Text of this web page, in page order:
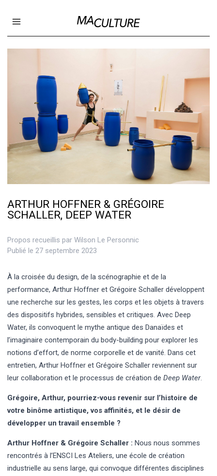
Open main menu
Ma Culture
ARTHUR HOFFNER & GRÉGOIRE
SCHALLER, DEEP WATER
Propos recueillis par Wilson Le Personnic
Publié le 27 septembre 2023
À la croisée du design, de la scénographie et de la
performance, Arthur Hoffner et Grégoire Schaller développent
une recherche sur les gestes, les corps et les objets à travers
des dispositifs hybrides, sensibles et critiques. Avec Deep
Water, ils convoquent le mythe antique des Danaïdes et
l’imaginaire contemporain du body-building pour explorer les
notions d’effort, de norme corporelle et de vanité. Dans cet
entretien, Arthur Hoffner et Grégoire Schaller reviennent sur
leur collaboration et le processus de création de Deep Water.
Grégoire, Arthur, pourriez-vous revenir sur l’histoire de
votre binôme artistique, vos affinités, et le désir de
développer un travail ensemble ?
Arthur Hoffner & Grégoire Schaller : Nous nous sommes
rencontrés à l’ENSCI Les Ateliers, une école de création
industrielle au sens large, qui convoque différentes disciplines